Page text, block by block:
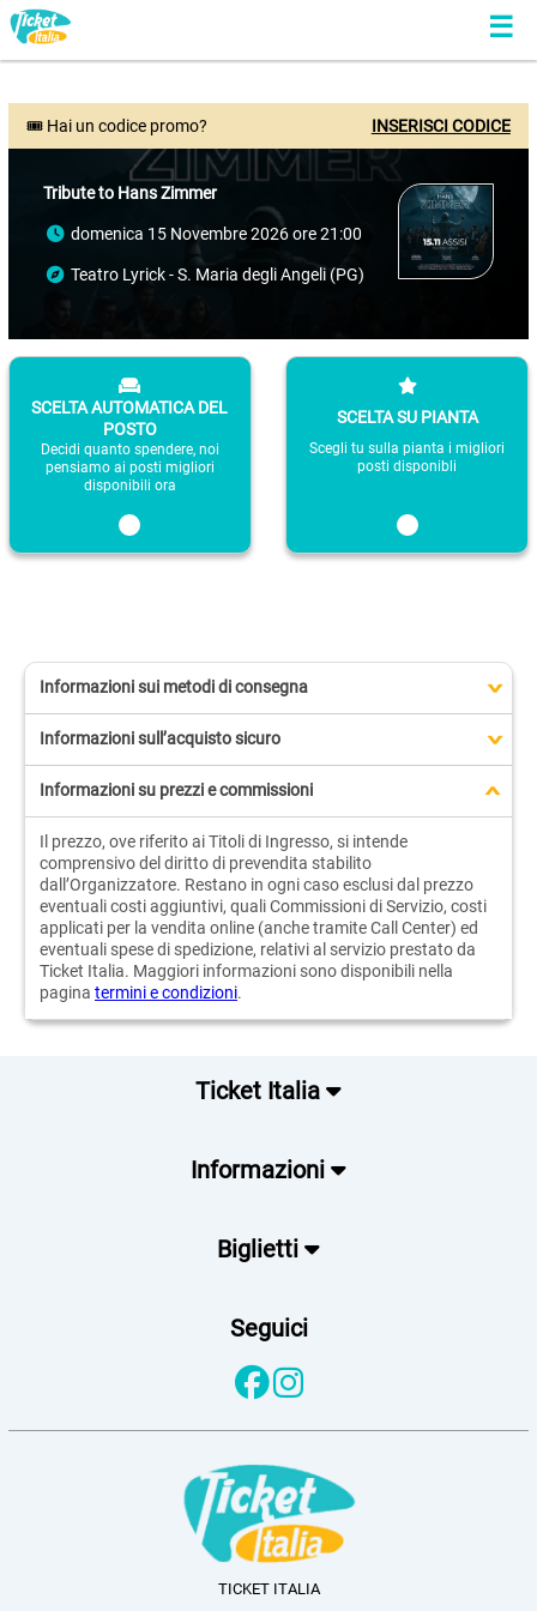
🎟 Hai un codice promo? INSERISCI CODICE
Tribute to Hans Zimmer
domenica 15 Novembre 2026 ore 21:00
Teatro Lyrick - S. Maria degli Angeli (PG)
SCELTA AUTOMATICA DEL
POSTO
Decidi quanto spendere, noi
pensiamo ai posti migliori
disponibili ora
SCELTA SU PIANTA
Scegli tu sulla pianta i migliori
posti disponibli
Informazioni sui metodi di consegna >
Informazioni sull’acquisto sicuro >
Informazioni su prezzi e commissioni >
Il prezzo, ove riferito ai Titoli di Ingresso, si intende
comprensivo del diritto di prevendita stabilito
dall’Organizzatore. Restano in ogni caso esclusi dal prezzo
eventuali costi aggiuntivi, quali Commissioni di Servizio, costi
applicati per la vendita online (anche tramite Call Center) ed
eventuali spese di spedizione, relativi al servizio prestato da
Ticket Italia. Maggiori informazioni sono disponibili nella
pagina termini e condizioni.
Ticket Italia
Informazioni
Biglietti
Seguici
TICKET ITALIA